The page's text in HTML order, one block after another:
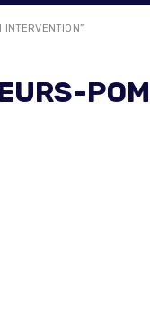
INTERVENTION”